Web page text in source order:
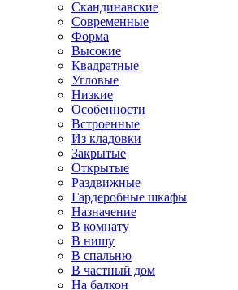
Скандинавские
Современные
Форма
Высокие
Квадратные
Угловые
Низкие
Особенности
Встроенные
Из кладовки
Закрытые
Открытые
Раздвижные
Гардеробные шкафы
Назначение
В комнату
В нишу
В спальню
В частный дом
На балкон